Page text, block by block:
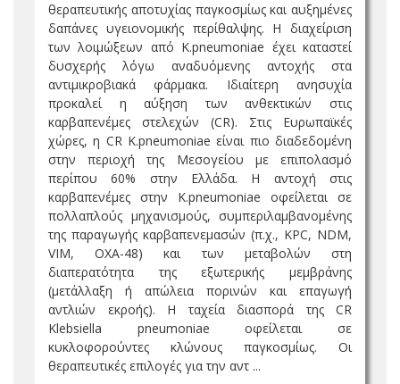
θεραπευτικής αποτυχίας παγκοσμίως και αυξημένες
δαπάνες υγειονομικής περίθαλψης. Η διαχείριση
των λοιμώξεων από K.pneumoniae έχει καταστεί
δυσχερής λόγω αναδυόμενης αντοχής στα
αντιμικροβιακά φάρμακα. Ιδιαίτερη ανησυχία
προκαλεί η αύξηση των ανθεκτικών στις
καρβαπενέμες στελεχών (CR). Στις Ευρωπαϊκές
χώρες, η CR K.pneumoniae είναι πιο διαδεδομένη
στην περιοχή της Μεσογείου με επιπολασμό
περίπου 60% στην Ελλάδα. Η αντοχή στις
καρβαπενέμες στην K.pneumoniae οφείλεται σε
πολλαπλούς μηχανισμούς, συμπεριλαμβανομένης
της παραγωγής καρβαπενεμασών (π.χ., KPC, NDM,
VIM, OXA-48) και των μεταβολών στη
διαπερατότητα της εξωτερικής μεμβράνης
(μετάλλαξη ή απώλεια πορινών και επαγωγή
αντλιών εκροής). Η ταχεία διασπορά της CR
Klebsiella pneumoniae οφείλεται σε
κυκλοφορούντες κλώνους παγκοσμίως. Οι
θεραπευτικές επιλογές για την αντ ...